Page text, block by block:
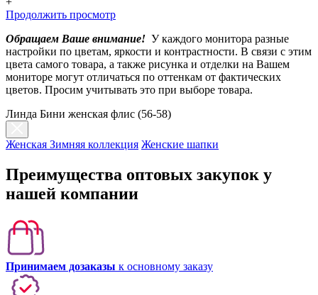
Продолжить просмотр
Обращаем Ваше внимание! У каждого монитора разные
настройки по цветам, яркости и контрастности. В связи с этим
цвета самого товара, а также рисунка и отделки на Вашем
мониторе могут отличаться по оттенкам от фактических
цветов. Просим учитывать это при выборе товара.
Линда Бини женская флис (56-58)
Женская Зимняя коллекция Женские шапки
Преимущества оптовых закупок у
нашей компании
Принимаем дозаказы к основному заказу